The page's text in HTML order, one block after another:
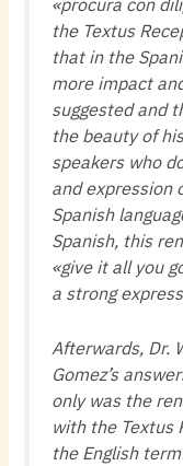
«procura con
the Textus
that in the
more impact
suggested and
the beauty of
speakers who
and expression
Spanish
Spanish, this
«give it all you
a strong
Afterwards, Dr.
Gomez’s
only was the
with the Textus
the English